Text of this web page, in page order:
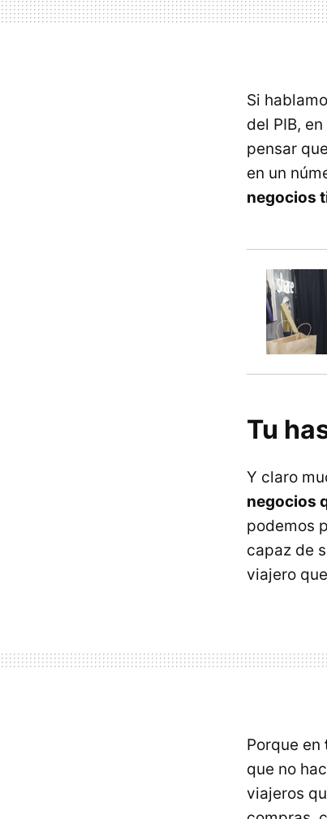
Si
del PIB,
pensar
en un
negocios
Tu
Y claro
negocios
podemos
capaz de
viajero
Porque en
que no
viajeros